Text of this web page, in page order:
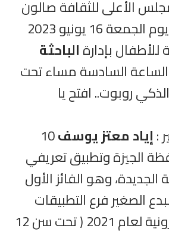
الأعلى للثقافة صالون
المستقبل وذلك يوم الجمعة 16 يونيو 2023
للأطفال بإدارةالباحثة
السادسة مساء تحت
روبوت.. افتح يا
:إياد معتز يوسف10
الجيزة وتطبيق تعريفي
الجديدة، وهو الفائز الأول
الصغير فرع التطبيقات
والمواقع الإلكترونية لعام 2021 ( تحت سن 12